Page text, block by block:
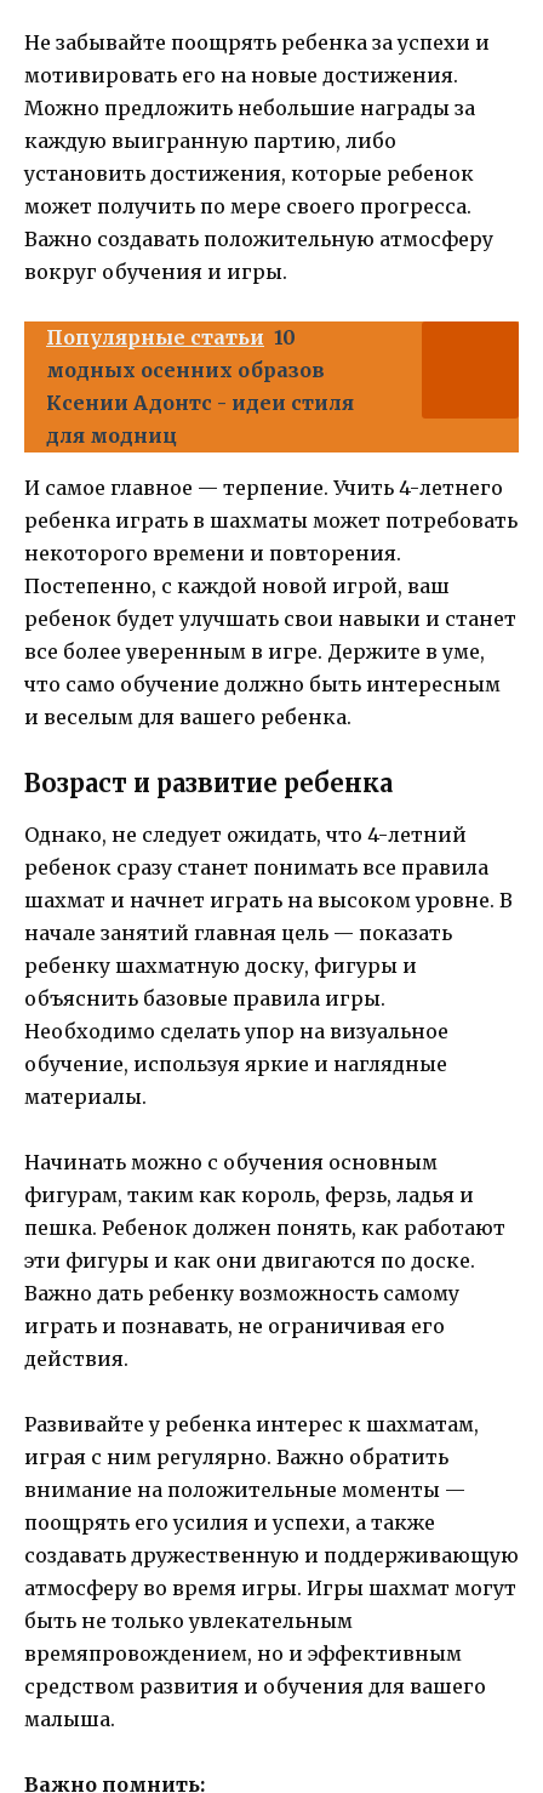
Не забывайте поощрять ребенка за успехи и
мотивировать его на новые достижения.
Можно предложить небольшие награды за
каждую выигранную партию, либо
установить достижения, которые ребенок
может получить по мере своего прогресса.
Важно создавать положительную атмосферу
вокруг обучения и игры.
Популярные статьи 10
модных осенних образов
Ксении Адонтс - идеи стиля
для модниц
И самое главное — терпение. Учить 4-летнего
ребенка играть в шахматы может потребовать
некоторого времени и повторения.
Постепенно, с каждой новой игрой, ваш
ребенок будет улучшать свои навыки и станет
все более уверенным в игре. Держите в уме,
что само обучение должно быть интересным
и веселым для вашего ребенка.
Возраст и развитие ребенка
Однако, не следует ожидать, что 4-летний
ребенок сразу станет понимать все правила
шахмат и начнет играть на высоком уровне. В
начале занятий главная цель — показать
ребенку шахматную доску, фигуры и
объяснить базовые правила игры.
Необходимо сделать упор на визуальное
обучение, используя яркие и наглядные
материалы.
Начинать можно с обучения основным
фигурам, таким как король, ферзь, ладья и
пешка. Ребенок должен понять, как работают
эти фигуры и как они двигаются по доске.
Важно дать ребенку возможность самому
играть и познавать, не ограничивая его
действия.
Развивайте у ребенка интерес к шахматам,
играя с ним регулярно. Важно обратить
внимание на положительные моменты —
поощрять его усилия и успехи, а также
создавать дружественную и поддерживающую
атмосферу во время игры. Игры шахмат могут
быть не только увлекательным
времяпровождением, но и эффективным
средством развития и обучения для вашего
малыша.
Важно помнить: